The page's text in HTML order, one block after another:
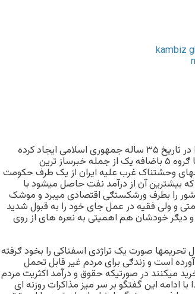
روابط دیپلماسی ایران و آمریکا صفحه جدیدی را در تاریخ ۳۵ ساله جمهوری اسلامی ایجاد کرده
است. مذاکرات مربوط به انرژی هسته ای ایران با ګروه ۵ باضافه یک از جمله خبرساز ترین
وحشتناک غرب علیه ایران از یک طرف حکومت
بیشترین آن از درآمد نفت حاصل میشود با
را بطرف ورشکستګی اقتصادی میبرد و موشک
ولی فقیه در عمل جای خود را به قبول شدید
و دیګر خودشان هم اهمیتی به نعره های از روی
تحریمها صورت یک تراژدی اسفناکی را بخود ګرفته
است و زندګی برای مردم غیر قابل تحمل
میکنند در صورتیکه حقوق و درآمد اکثریت مردم
ادامه این گفتگو بر سر میز مذاکرات روزنه ای